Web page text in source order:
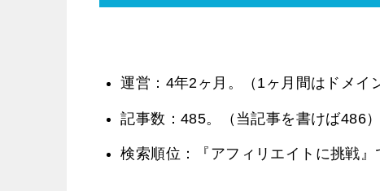
運営：4年2ヶ月。（1ヶ月間はドメイ
記事数：485。（当記事を書けば486）
検索順位：『アフィリエイトに挑戦